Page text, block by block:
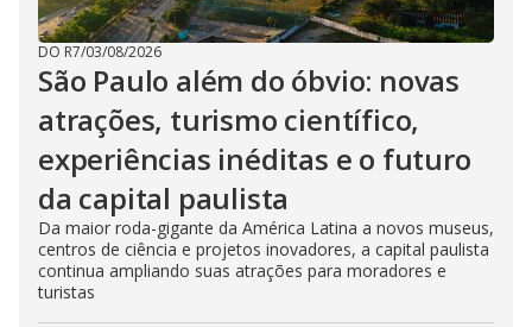
DO R7/03/08/2026
São Paulo além do óbvio: novas
atrações, turismo científico,
experiências inéditas e o futuro
da capital paulista
Da maior roda-gigante da América Latina a novos museus,
centros de ciência e projetos inovadores, a capital paulista
continua ampliando suas atrações para moradores e
turistas